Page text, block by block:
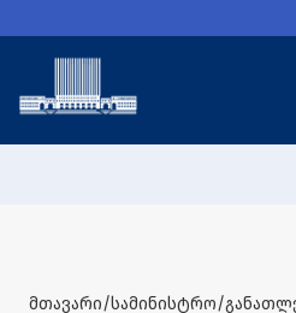
მთავარი/სამინისტრო/